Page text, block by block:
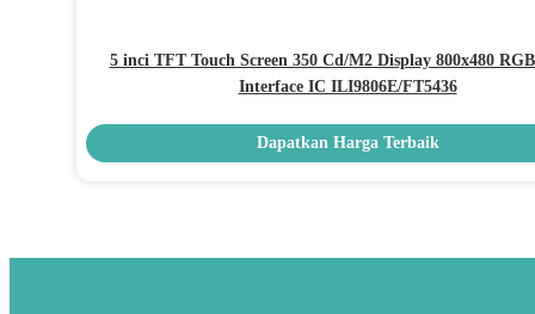
5 inci TFT Touch Screen 350 Cd/M2 Display 800x480
Interface IC ILI9806E/FT5436
Dapatkan Harga Terbaik